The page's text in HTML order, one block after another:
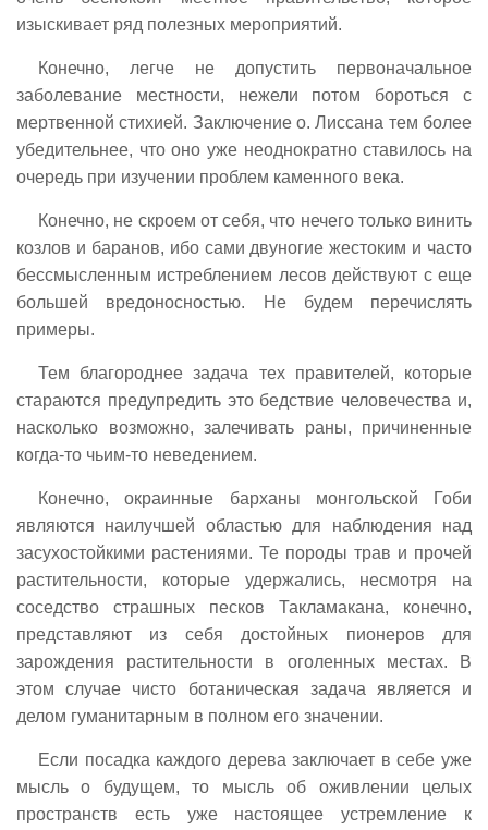
изыскивает ряд полезных мероприятий.
Конечно, легче не допустить первоначальное
заболевание местности, нежели потом бороться с
мертвенной стихией. Заключение о. Лиссана тем более
убедительнее, что оно уже неоднократно ставилось на
очередь при изучении проблем каменного века.
Конечно, не скроем от себя, что нечего только винить
козлов и баранов, ибо сами двуногие жестоким и часто
бессмысленным истреблением лесов действуют с еще
большей вредоносностью. Не будем перечислять
примеры.
Тем благороднее задача тех правителей, которые
стараются предупредить это бедствие человечества и,
насколько возможно, залечивать раны, причиненные
когда-то чьим-то неведением.
Конечно, окраинные барханы монгольской Гоби
являются наилучшей областью для наблюдения над
засухостойкими растениями. Те породы трав и прочей
растительности, которые удержались, несмотря на
соседство страшных песков Такламакана, конечно,
представляют из себя достойных пионеров для
зарождения растительности в оголенных местах. В
этом случае чисто ботаническая задача является и
делом гуманитарным в полном его значении.
Если посадка каждого дерева заключает в себе уже
мысль о будущем, то мысль об оживлении целых
пространств есть уже настоящее устремление к